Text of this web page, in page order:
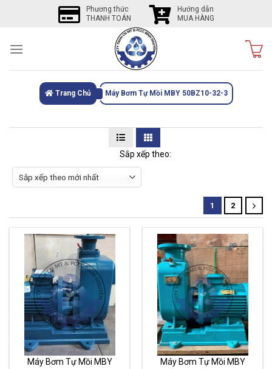
Phương thức
THANH TOÁN
Hướng dẫn
MUA HÀNG
Trang Chủ Máy Bơm Tự Mồi MBY 50BZ10-32-3
Sắp xếp theo:
1 2
Máy Bơm Tự Mồi MBY
Máy Bơm Tự Mồi MBY